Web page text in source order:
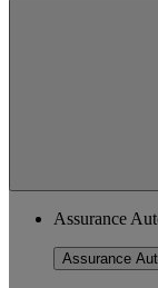
Assurance
Assurance